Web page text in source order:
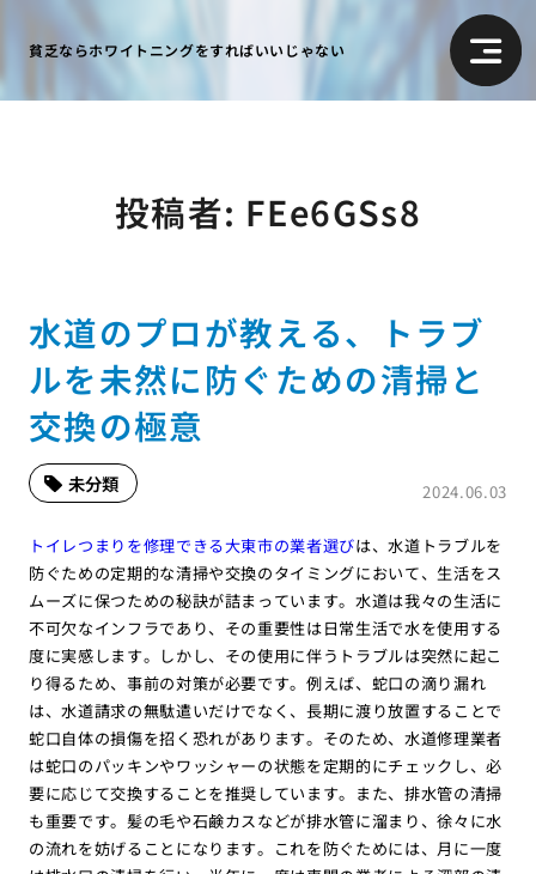
貧乏ならホワイトニングをすればいいじゃない
投稿者: FEe6GSs8
水道のプロが教える、トラブ
ルを未然に防ぐための清掃と
交換の極意
2024.06.03
未分類
トイレつまりを修理できる大東市の業者選びは、水道トラブルを
防ぐための定期的な清掃や交換のタイミングにおいて、生活をス
ムーズに保つための秘訣が詰まっています。水道は我々の生活に
不可欠なインフラであり、その重要性は日常生活で水を使用する
度に実感します。しかし、その使用に伴うトラブルは突然に起こ
り得るため、事前の対策が必要です。例えば、蛇口の滴り漏れ
は、水道請求の無駄遣いだけでなく、長期に渡り放置することで
蛇口自体の損傷を招く恐れがあります。そのため、水道修理業者
は蛇口のパッキンやワッシャーの状態を定期的にチェックし、必
要に応じて交換することを推奨しています。また、排水管の清掃
も重要です。髪の毛や石鹸カスなどが排水管に溜まり、徐々に水
の流れを妨げることになります。これを防ぐためには、月に一度